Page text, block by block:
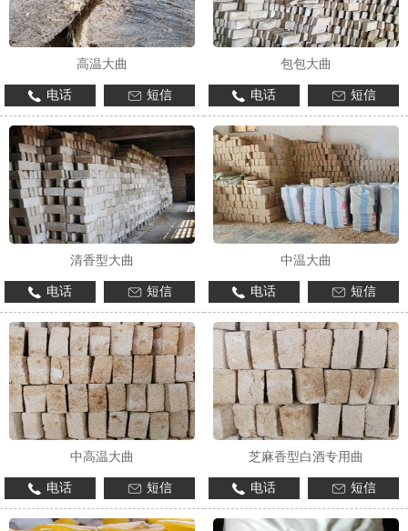
1 3
高温大曲
电话 短信
包包大曲
电话 短信
清香型大曲
电话 短信
中温大曲
电话 短信
中高温大曲
电话 短信
芝麻香型白酒专用曲
电话 短信